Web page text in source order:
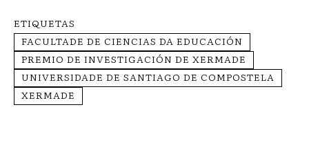
ETIQUETAS
FACULTADE DE CIENCIAS DA EDUCACIÓN
PREMIO DE INVESTIGACIÓN DE XERMADE
UNIVERSIDADE DE SANTIAGO DE COMPOSTELA
XERMADE